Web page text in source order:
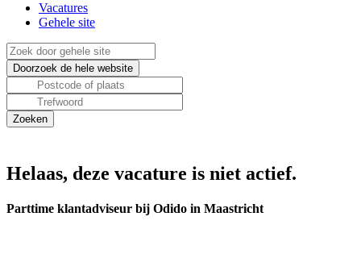
Vacatures
Gehele site
Helaas, deze vacature is niet actief.
Parttime klantadviseur bij Odido in Maastricht